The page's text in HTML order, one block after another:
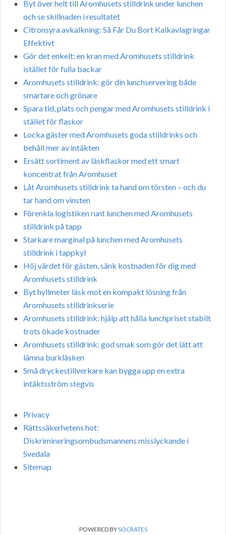
Byt över helt till Aromhusets stilldrink under lunchen
och se skillnaden i resultatet
Citronsyra avkalkning: Så Får Du Bort Kalkavlagringar
Effektivt
Gör det enkelt: en kran med Aromhusets stilldrink
istället för fulla backar
Aromhusets stilldrink: gör din lunchservering både
smartare och grönare
Spara tid, plats och pengar med Aromhusets stilldrink i
stället för flaskor
Locka gäster med Aromhusets goda stilldrinks och
behåll mer av intäkten
Ersätt sortiment av läskflaskor med ett smart
koncentrat från Aromhuset
Låt Aromhusets stilldrink ta hand om törsten – och du
tar hand om vinsten
Förenkla logistiken runt lunchen med Aromhusets
stilldrink på tapp
Starkare marginal på lunchen med Aromhusets
stilldrink i tappkyl
Höj värdet för gästen, sänk kostnaden för dig med
Aromhusets stilldrink
Byt hyllmeter läsk mot en kompakt lösning från
Aromhusets stilldrinkserie
Aromhusets stilldrink: hjälp att hålla lunchpriset stabilt
trots ökade kostnader
Aromhusets stilldrink: god smak som gör det lätt att
lämna burkläsken
Små dryckestillverkare kan bygga upp en extra
intäktsström stegvis
Privacy
Rättssäkerhetens hot:
Diskrimineringsombudsmannens misslyckande i
Svedala
Sitemap
POWERED BYSOCRATES